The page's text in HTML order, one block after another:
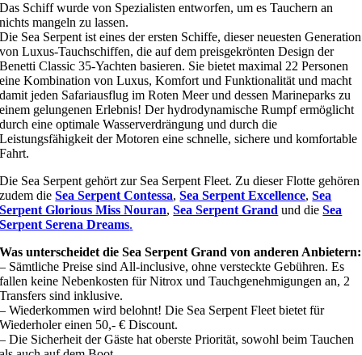
Das Schiff wurde von Spezialisten entworfen, um es Tauchern an
nichts mangeln zu lassen.
Die Sea Serpent ist eines der ersten Schiffe, dieser neuesten Generation
von Luxus-Tauchschiffen, die auf dem preisgekrönten Design der
Benetti Classic 35-Yachten basieren. Sie bietet maximal 22 Personen
eine Kombination von Luxus, Komfort und Funktionalität und macht
damit jeden Safariausflug im Roten Meer und dessen Marineparks zu
einem gelungenen Erlebnis! Der hydrodynamische Rumpf ermöglicht
durch eine optimale Wasserverdrängung und durch die
Leistungsfähigkeit der Motoren eine schnelle, sichere und komfortable
Fahrt.
Die Sea Serpent gehört zur Sea Serpent Fleet. Zu dieser Flotte gehören
zudem dieSea Serpent Contessa,Sea Serpent Excellence,Sea
Serpent Glorious Miss Nouran,Sea Serpent Grand und dieSea
Serpent Serena Dreams.
Was unterscheidet die Sea Serpent Grand von anderen Anbietern:
– Sämtliche Preise sind All-inclusive, ohne versteckte Gebühren. Es
fallen keine Nebenkosten für Nitrox und Tauchgenehmigungen an, 2
Transfers sind inklusive.
– Wiederkommen wird belohnt! Die Sea Serpent Fleet bietet für
Wiederholer einen 50,- € Discount.
– Die Sicherheit der Gäste hat oberste Priorität, sowohl beim Tauchen